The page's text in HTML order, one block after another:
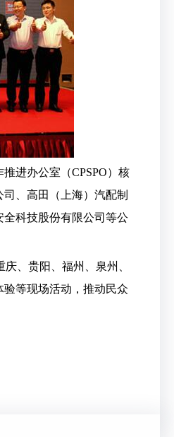
进办公室（CPSPO）核
、高田（上海）汽配制
科技股份有限公司等公
、贵阳、福州、泉州、
等现场活动，推动民众